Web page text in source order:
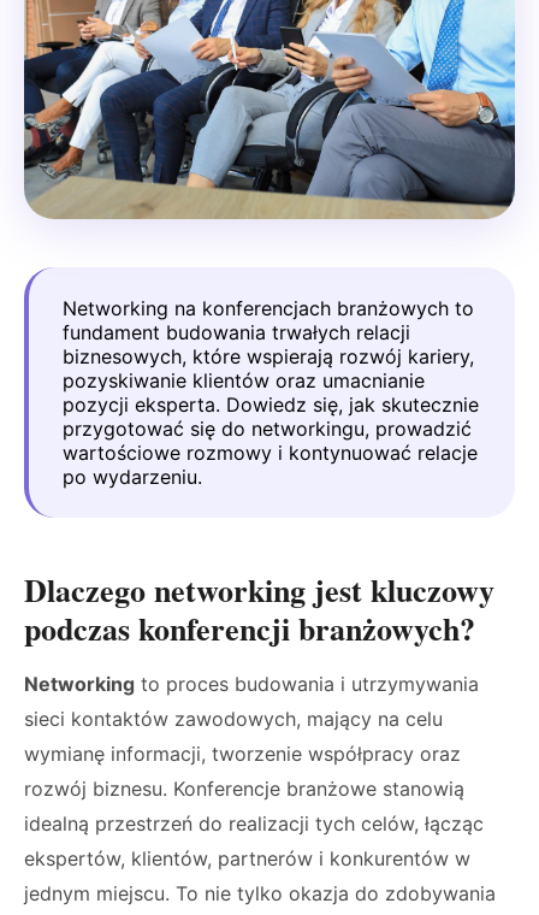
Networking na konferencjach branżowych to
fundament budowania trwałych relacji
biznesowych, które wspierają rozwój kariery,
pozyskiwanie klientów oraz umacnianie
pozycji eksperta. Dowiedz się, jak skutecznie
przygotować się do networkingu, prowadzić
wartościowe rozmowy i kontynuować relacje
po wydarzeniu.
Dlaczego networking jest kluczowy
podczas konferencji branżowych?
Networking to proces budowania i utrzymywania
sieci kontaktów zawodowych, mający na celu
wymianę informacji, tworzenie współpracy oraz
rozwój biznesu. Konferencje branżowe stanowią
idealną przestrzeń do realizacji tych celów, łącząc
ekspertów, klientów, partnerów i konkurentów w
jednym miejscu. To nie tylko okazja do zdobywania